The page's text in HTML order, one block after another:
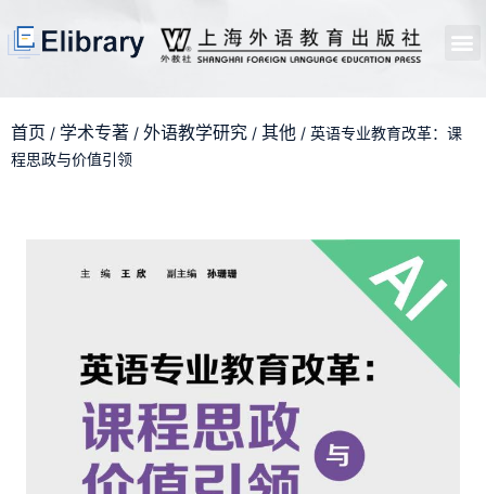
首页 / 学术专著 / 外语教学研究 / 其他 / 英语专业教育改革：课
程思政与价值引领